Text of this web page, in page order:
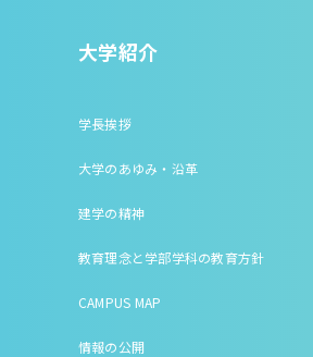
大学紹介
学長挨拶
大学のあゆみ・沿革
建学の精神
教育理念と学部学科の教育方針
CAMPUS MAP
情報の公開